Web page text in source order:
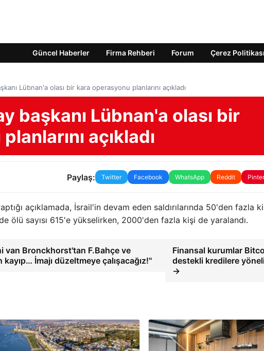
Güncel Haberler Firma Rehberi Forum Çerez Politikası
Lübnan'a olası bir kara operasyonu planlarını açıkladı
başkanı Lübnan'a olası bir
açıkladı
Paylaş: Twitter Facebook WhatsApp Reddit
açıklamada, İsrail'in devam eden saldırılarında 50'den fazla
ölü sayısı 615'e yükselirken, 2000'den fazla kişi de yaralandı.
Bronckhorst'tan F.Bahçe ve
İmajı düzeltmeye çalışacağız!''
Finansal kurumlar
destekli kredilere
→